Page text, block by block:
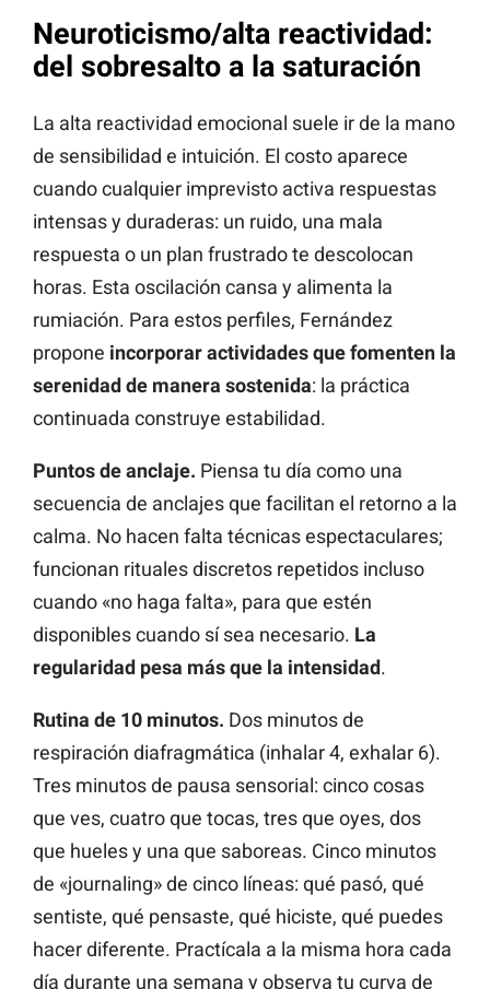
Neuroticismo/alta reactividad:
del sobresalto a la saturación
La alta reactividad emocional suele ir de la mano
de sensibilidad e intuición. El costo aparece
cuando cualquier imprevisto activa respuestas
intensas y duraderas: un ruido, una mala
respuesta o un plan frustrado te descolocan
horas. Esta oscilación cansa y alimenta la
rumiación. Para estos perfiles, Fernández
propone incorporar actividades que fomenten la
serenidad de manera sostenida: la práctica
continuada construye estabilidad.
Puntos de anclaje. Piensa tu día como una
secuencia de anclajes que facilitan el retorno a la
calma. No hacen falta técnicas espectaculares;
funcionan rituales discretos repetidos incluso
cuando «no haga falta», para que estén
disponibles cuando sí sea necesario. La
regularidad pesa más que la intensidad.
Rutina de 10 minutos. Dos minutos de
respiración diafragmática (inhalar 4, exhalar 6).
Tres minutos de pausa sensorial: cinco cosas
que ves, cuatro que tocas, tres que oyes, dos
que hueles y una que saboreas. Cinco minutos
de «journaling» de cinco líneas: qué pasó, qué
sentiste, qué pensaste, qué hiciste, qué puedes
hacer diferente. Practícala a la misma hora cada
día durante una semana y observa tu curva de